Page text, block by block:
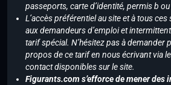
passeports, carte d’identité, permis b
L’accès préférentiel au site et à tous
aux demandeurs d’emploi et
tarif spécial. N’hésitez pas à demander
propos de ce tarif en nous écrivant via
contact disponibles sur le site.
Figurants.com s’efforce de mener des